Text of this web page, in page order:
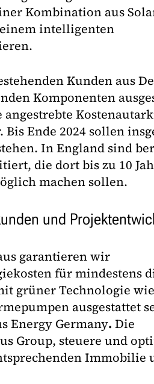
Kombination aus
intelligenten
Kunden aus
Komponenten
Ende 2024 sollen
In England sind
die dort bis zu 10
machen sollen.
und
garantieren wir
für mindestens
grüner Technologie wie
ausgestattet
Energy Germany. Die
Group, steuere und
Immobilie